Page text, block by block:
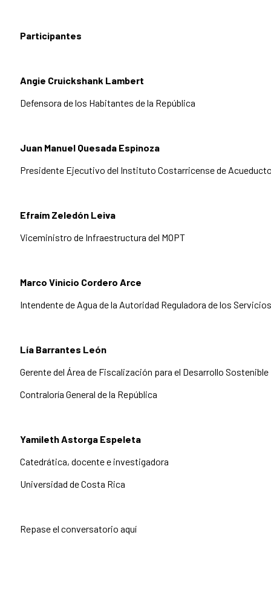
Participantes
Angie Cruickshank Lambert
Defensora de los Habitantes de la República
Juan Manuel Quesada Espinoza
Presidente Ejecutivo del Instituto Costarricense de
Efraím Zeledón Leiva
Viceministro de Infraestructura del MOPT
Marco Vinicio Cordero Arce
Intendente de Agua de la Autoridad Reguladora de los
Lía Barrantes León
Gerente del Área de Fiscalización para el Desarrollo Sostenible
Contraloría General de la República
Yamileth Astorga Espeleta
Catedrática, docente e investigadora
Universidad de Costa Rica
Repase el conversatorio aquí